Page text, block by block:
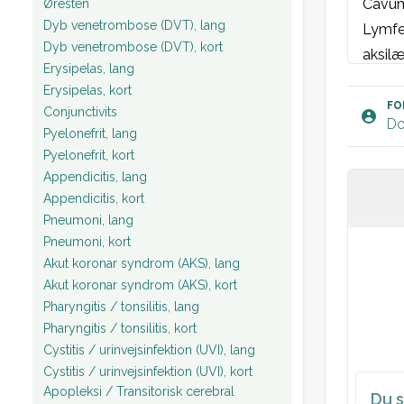
Øresten
Dyb venetrombose (DVT), lang
Dyb venetrombose (DVT), kort
Erysipelas, lang
Erysipelas, kort
Conjunctivits
Pyelonefrit, lang
Pyelonefrit, kort
Appendicitis, lang
Appendicitis, kort
Pneumoni, lang
Pneumoni, kort
Akut koronar syndrom (AKS), lang
Akut koronar syndrom (AKS), kort
Pharyngitis / tonsilitis, lang
Pharyngitis / tonsilitis, kort
Cystitis / urinvejsinfektion (UVI), lang
Cystitis / urinvejsinfektion (UVI), kort
Apopleksi / Transitorisk cerebral
St.c:
Du